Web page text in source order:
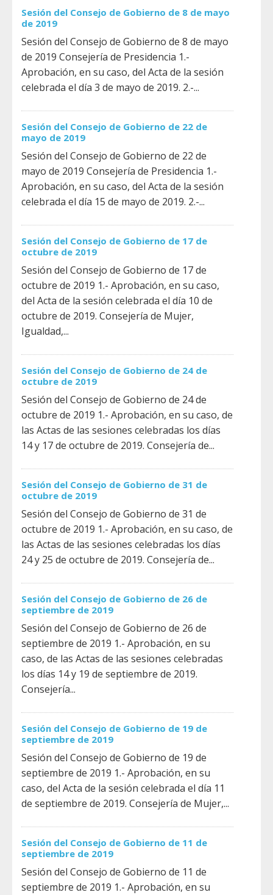
Sesión del Consejo de Gobierno de 8 de mayo
de 2019
Sesión del Consejo de Gobierno de 8 de mayo
de 2019 Consejería de Presidencia 1.-
Aprobación, en su caso, del Acta de la sesión
celebrada el día 3 de mayo de 2019. 2.-...
Sesión del Consejo de Gobierno de 22 de
mayo de 2019
Sesión del Consejo de Gobierno de 22 de
mayo de 2019 Consejería de Presidencia 1.-
Aprobación, en su caso, del Acta de la sesión
celebrada el día 15 de mayo de 2019. 2.-...
Sesión del Consejo de Gobierno de 17 de
octubre de 2019
Sesión del Consejo de Gobierno de 17 de
octubre de 2019 1.- Aprobación, en su caso,
del Acta de la sesión celebrada el día 10 de
octubre de 2019. Consejería de Mujer,
Igualdad,...
Sesión del Consejo de Gobierno de 24 de
octubre de 2019
Sesión del Consejo de Gobierno de 24 de
octubre de 2019 1.- Aprobación, en su caso, de
las Actas de las sesiones celebradas los días
14 y 17 de octubre de 2019. Consejería de...
Sesión del Consejo de Gobierno de 31 de
octubre de 2019
Sesión del Consejo de Gobierno de 31 de
octubre de 2019 1.- Aprobación, en su caso, de
las Actas de las sesiones celebradas los días
24 y 25 de octubre de 2019. Consejería de...
Sesión del Consejo de Gobierno de 26 de
septiembre de 2019
Sesión del Consejo de Gobierno de 26 de
septiembre de 2019 1.- Aprobación, en su
caso, de las Actas de las sesiones celebradas
los días 14 y 19 de septiembre de 2019.
Consejería...
Sesión del Consejo de Gobierno de 19 de
septiembre de 2019
Sesión del Consejo de Gobierno de 19 de
septiembre de 2019 1.- Aprobación, en su
caso, del Acta de la sesión celebrada el día 11
de septiembre de 2019. Consejería de Mujer,...
Sesión del Consejo de Gobierno de 11 de
septiembre de 2019
Sesión del Consejo de Gobierno de 11 de
septiembre de 2019 1.- Aprobación, en su